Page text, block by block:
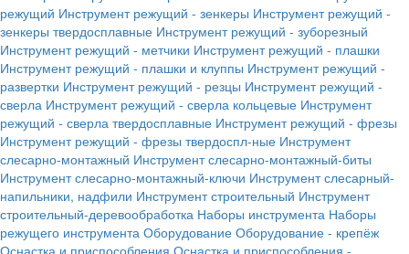
режущий Инструмент режущий - зенкеры Инструмент режущий -
зенкеры твердосплавные Инструмент режущий - зуборезный
Инструмент режущий - метчики Инструмент режущий - плашки
Инструмент режущий - плашки и клуппы Инструмент режущий -
развертки Инструмент режущий - резцы Инструмент режущий -
сверла Инструмент режущий - сверла кольцевые Инструмент
режущий - сверла твердосплавные Инструмент режущий - фрезы
Инструмент режущий - фрезы твердоспл-ные Инструмент
слесарно-монтажный Инструмент слесарно-монтажный-биты
Инструмент слесарно-монтажный-ключи Инструмент слесарный-
напильники, надфили Инструмент строительный Инструмент
строительный-деревообработка Наборы инструмента Наборы
режущего инструмента Оборудование Оборудование - крепёж
Оснастка и приспособления Оснастка и приспособления -